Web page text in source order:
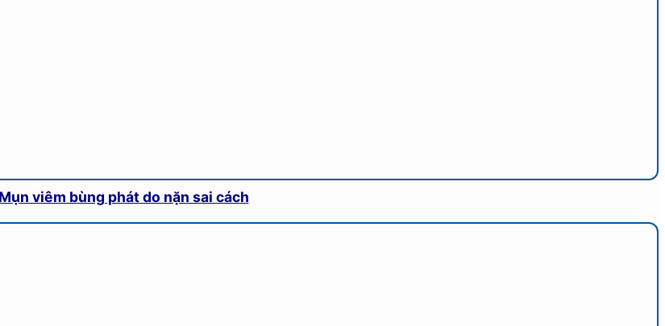
Mụn viêm bùng phát do nặn sai cách